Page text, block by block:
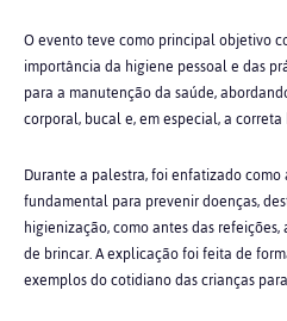
O evento teve como principal objetivo
importância da higiene pessoal e das
para a manutenção da saúde,
corporal, bucal e, em especial, a
Durante a palestra, foi enfatizado como
fundamental para prevenir doenças,
higienização, como antes das
de brincar. A explicação foi feita de
exemplos do cotidiano das crianças